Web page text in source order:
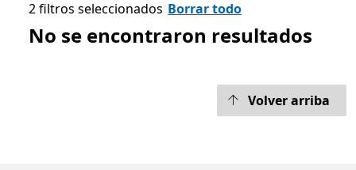
2 filtros seleccionados Borrar todo
No se encontraron resultados
Volver arriba